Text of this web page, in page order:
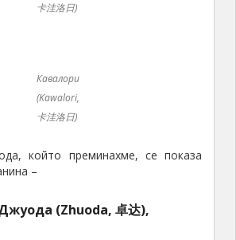
卡洼洛日)
Кавалори
(Kawalori,
卡洼洛日)
който преминахме, се показа
–
(Zhuoda, 卓达),